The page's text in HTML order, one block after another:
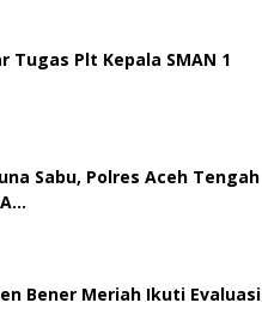
Tugas Plt Kepala SMAN 1
Sabu, Polres Aceh Tengah
Bener Meriah Ikuti Evaluasi